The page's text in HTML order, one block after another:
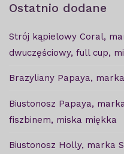
Ostatnio dodane
Strój kąpielowy Coral,
dwuczęściowy, full cup,
Brazyliany Papaya,
Biustonosz Papaya,
fiszbinem, miska miękka
Biustonosz Holly, marka